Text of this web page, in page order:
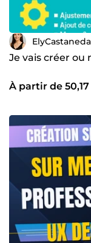
ElyCastaneda
Je vais créer
À partir de 50,17